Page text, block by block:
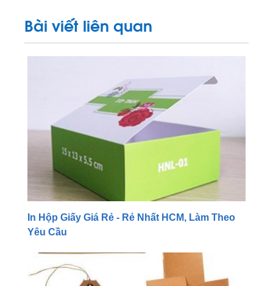
Bài viết liên quan
In Hộp Giấy Giá Rẻ - Rẻ Nhất HCM, Làm Theo
Yêu Cầu